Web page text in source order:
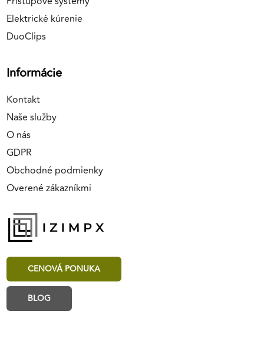
Elektrické kúrenie
DuoClips
Informácie
Kontakt
Naše služby
O nás
GDPR
Obchodné podmienky
Overené zákazníkmi
CENOVÁ PONUKA
BLOG